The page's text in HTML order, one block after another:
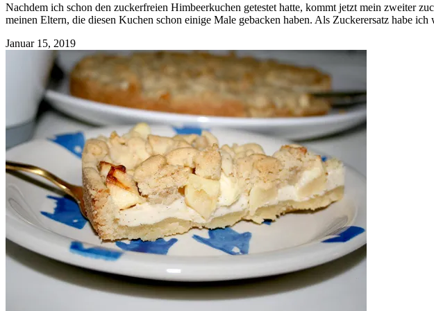
Nachdem ich schon den zuckerfreien Himbeerkuchen getestet hatte, kommt jetzt mein zweiter
meinen Eltern, die diesen Kuchen schon einige Male gebacken haben. Als Zuckerersatz habe
Januar 15, 2019